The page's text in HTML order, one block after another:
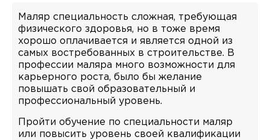
Маляр специальность сложная, требующая
физического здоровья, но в тоже время
хорошо оплачивается и является одной из
самых востребованных в строительстве. В
профессии маляра много возможности для
карьерного роста, было бы желание
повышать свой образовательный и
профессиональный уровень.
Пройти обучение по специальности маляр
или повысить уровень своей квалификации